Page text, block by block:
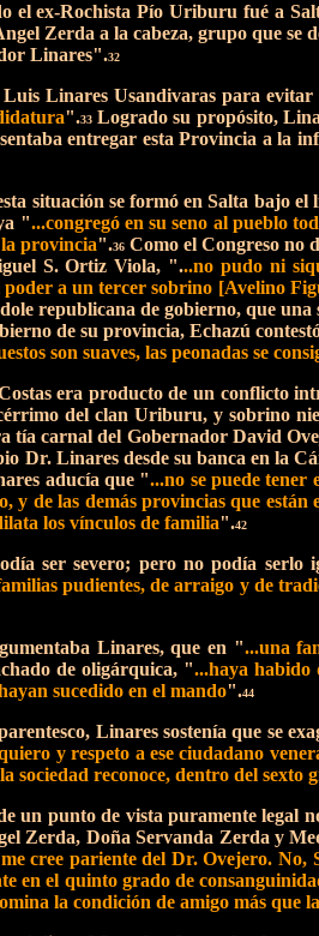
el ex-Rochista Pío Uriburu fué a
Zerda a la cabeza, grupo que
Linares".32
Linares Usandivaras para
".33Logrado su propósito,
entregar esta Provincia a la
situación se formó en Salta bajo
"...congregó en su seno al pueblo
provincia".36 Como el Congreso no
S. Ortiz Viola, "...no pudo ni
a un tercer sobrino [Avelino
republicana de gobierno, que
de su provincia, Echazú
son suaves, las peonadas se
era producto de un conflicto
del clan Uriburu, y sobrino
tía carnal del Gobernador David
Dr. Linares desde su banca en la
aducía que "...no se puede tener
y de las demás provincias que
los vínculos de familia".42
ser severo; pero no podía serlo
pudientes, de arraigo y de
Linares, que en "...una
de oligárquica, "...haya habido
sucedido en el mando".44
Linares sostenía que se
y respeto a ese ciudadano
sociedad reconoce, dentro del
un punto de vista puramente legal
Zerda, Doña Servanda Zerda y
me cree pariente del Dr. Ovejero.
en el quinto grado de
la condición de amigo más que